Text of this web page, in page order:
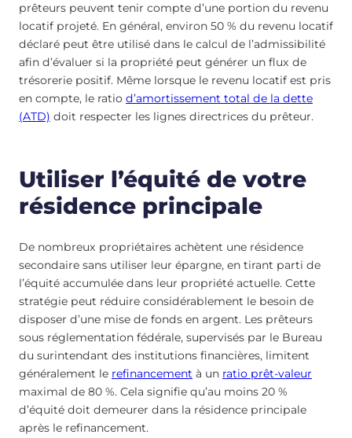
prêteurs peuvent tenir compte d’une portion du revenu
locatif projeté. En général, environ 50 % du revenu locatif
déclaré peut être utilisé dans le calcul de l’admissibilité
afin d’évaluer si la propriété peut générer un flux de
trésorerie positif. Même lorsque le revenu locatif est pris
en compte, le ratio d’amortissement total de la dette
(ATD) doit respecter les lignes directrices du prêteur.
Utiliser l’équité de votre
résidence principale
De nombreux propriétaires achètent une résidence
secondaire sans utiliser leur épargne, en tirant parti de
l’équité accumulée dans leur propriété actuelle. Cette
stratégie peut réduire considérablement le besoin de
disposer d’une mise de fonds en argent. Les prêteurs
sous réglementation fédérale, supervisés par le Bureau
du surintendant des institutions financières, limitent
généralement le refinancement à un ratio prêt-valeur
maximal de 80 %. Cela signifie qu’au moins 20 %
d’équité doit demeurer dans la résidence principale
après le refinancement.